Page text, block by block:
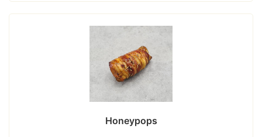
Honeypops